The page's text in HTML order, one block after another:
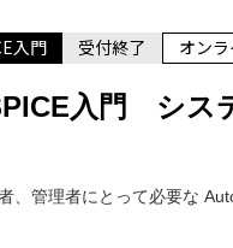
入門 受付終了 オン
入門 シス
、管理者にとって必要な